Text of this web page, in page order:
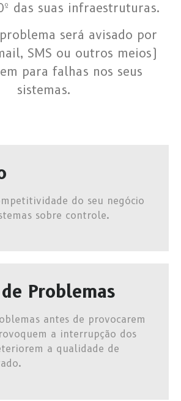
das suas infraestruturas.
será avisado por
SMS ou outros meios)
para falhas nos seus
sistemas.
do seu negócio
sobre controle.
Problemas
antes de provocarem
a interrupção dos
a qualidade de